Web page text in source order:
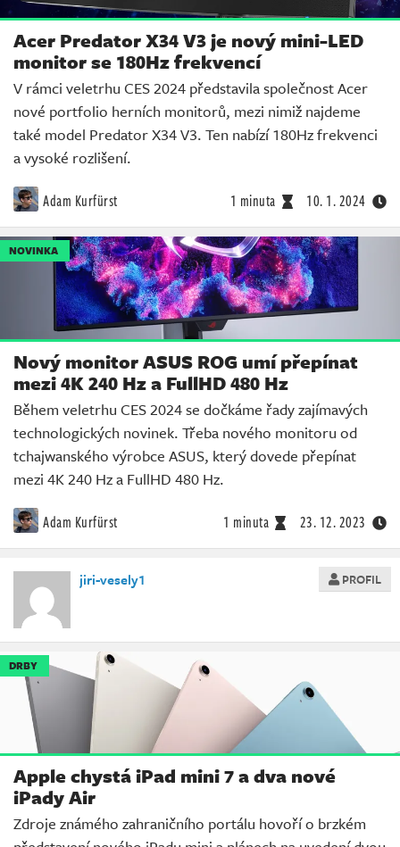
Acer Predator X34 V3 je nový mini-LED
monitor se 180Hz frekvencí
V rámci veletrhu CES 2024 představila společnost Acer
nové portfolio herních monitorů, mezi nimiž najdeme
také model Predator X34 V3. Ten nabízí 180Hz frekvenci
a vysoké rozlišení.
Adam Kurfürst 1 minuta 10. 1. 2024
NOVINKA
Nový monitor ASUS ROG umí přepínat
mezi 4K 240 Hz a FullHD 480 Hz
Během veletrhu CES 2024 se dočkáme řady zajímavých
technologických novinek. Třeba nového monitoru od
tchajwanského výrobce ASUS, který dovede přepínat
mezi 4K 240 Hz a FullHD 480 Hz.
Adam Kurfürst 1 minuta 23. 12. 2023
jiri-vesely1 PROFIL
DRBY
Apple chystá iPad mini 7 a dva nové
iPady Air
Zdroje známého zahraničního portálu hovoří o brzkém